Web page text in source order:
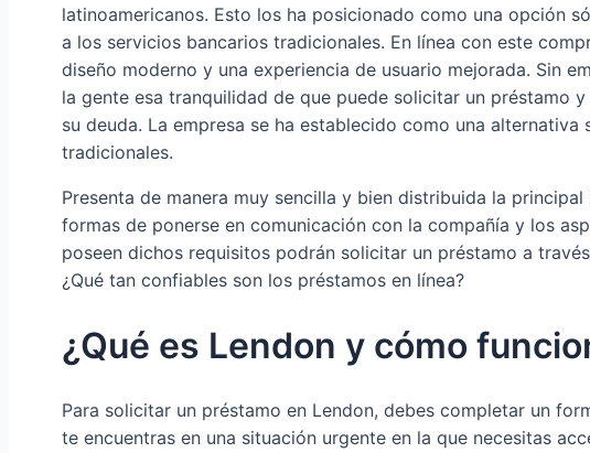
latinoamericanos. Esto los ha posicionado como una opción
a los servicios bancarios tradicionales. En línea con este
diseño moderno y una experiencia de usuario mejorada. Sin
la gente esa tranquilidad de que puede solicitar un préstamo
su deuda. La empresa se ha establecido como una
tradicionales.
Presenta de manera muy sencilla y bien distribuida la
formas de ponerse en comunicación con la compañía y los
poseen dichos requisitos podrán solicitar un préstamo a
¿Qué tan confiables son los préstamos en línea?
¿Qué es Lendon y cómo
Para solicitar un préstamo en Lendon, debes completar un
te encuentras en una situación urgente en la que necesitas